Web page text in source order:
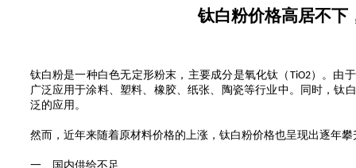
钛白粉价格高居不下
钛白粉是一种白色无定形粉末，主要成分是氧化钛（ TiO2）。由
广泛应用于涂料、塑料、橡胶、纸张、陶瓷等行业中。同时，钛
泛的应用。
然而，近年来随着原材料价格的上涨，钛白粉价格也呈现出逐年
一、国内供给不足